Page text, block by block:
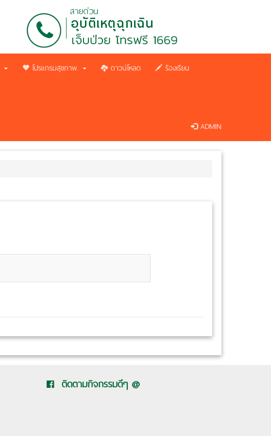
โปรแกรมสุขภาพ. ดาวน์โหลด ร้องเรียน
ADMIN
ติดตามกิจกรรมดีๆ @